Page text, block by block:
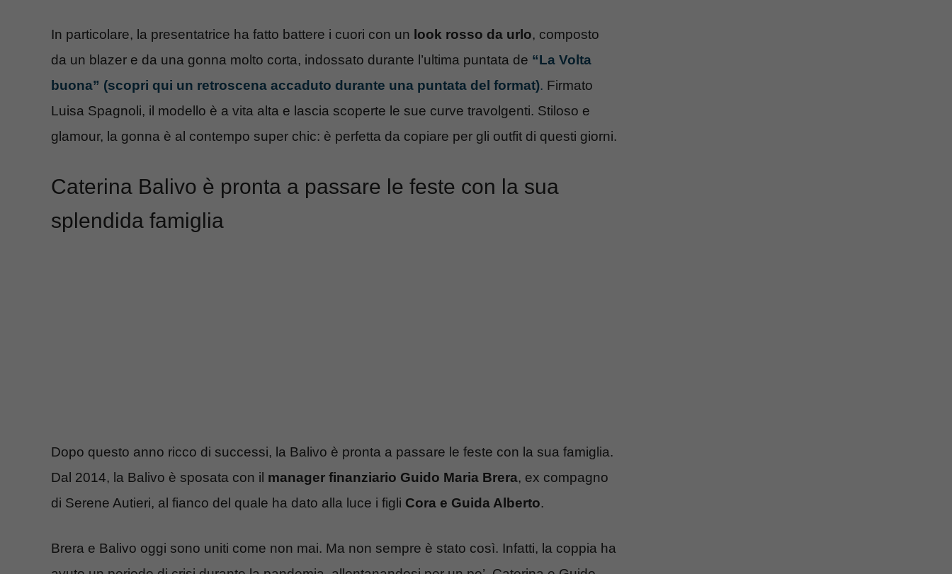
In particolare, la presentatrice ha fatto battere i cuori con un look rosso da urlo, composto
da un blazer e da una gonna molto corta, indossato durante l’ultima puntata de “La Volta
buona” (scopri qui un retroscena accaduto durante una puntata del format). Firmato
Luisa Spagnoli, il modello è a vita alta e lascia scoperte le sue curve travolgenti. Stiloso e
glamour, la gonna è al contempo super chic: è perfetta da copiare per gli outfit di questi giorni.
Caterina Balivo è pronta a passare le feste con la sua
splendida famiglia
Dopo questo anno ricco di successi, la Balivo è pronta a passare le feste con la sua famiglia.
Dal 2014, la Balivo è sposata con il manager finanziario Guido Maria Brera, ex compagno
di Serene Autieri, al fianco del quale ha dato alla luce i figli Cora e Guida Alberto.
Brera e Balivo oggi sono uniti come non mai. Ma non sempre è stato così. Infatti, la coppia ha